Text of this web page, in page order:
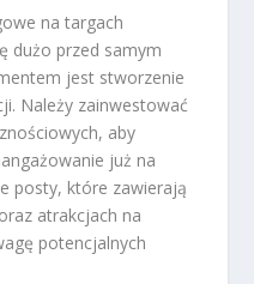
na targach
dużo przed samym
jest stworzenie
Należy zainwestować
aby
już na
posty, które zawierają
atrakcjach na
potencjalnych